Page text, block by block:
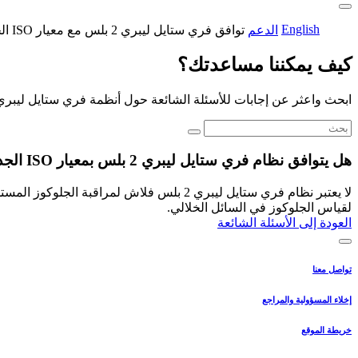
English الدعم توافق فري ستايل ليبري 2 بلس مع معيار ISO الحديث
كيف يمكننا مساعدتك؟
ابحث واعثر عن إجابات للأسئلة الشائعة حول أنظمة فري ستايل
هل يتوافق نظام فري ستايل ليبري 2 بلس بمعيار ISO الجديد؟
لقياس الجلوكوز في السائل الخلالي.
العودة إلى الأسئلة الشائعة
تواصل معنا
إخلاء المسؤولية والمراجع
خريطة الموقع